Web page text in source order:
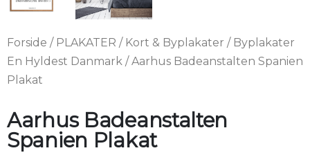
Forside / PLAKATER / Kort & Byplakater / Byplakater
En Hyldest Danmark / Aarhus Badeanstalten Spanien
Plakat
Aarhus Badeanstalten
Spanien Plakat